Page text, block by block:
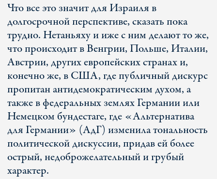
Что все это значит для Израиля в
долгосрочной перспективе, сказать пока
трудно. Нетаньяху и иже с ним делают то же,
что происходит в Венгрии, Польше, Италии,
Австрии, других европейских странах и,
конечно же, в США, где публичный дискурс
пропитан антидемократическим духом, а
также в федеральных землях Германии или
Немецком бундестаге, где «Альтернатива
для Германии» (АдГ) изменила тональность
политической дискуссии, придав ей более
острый, недоброжелательный и грубый
характер.